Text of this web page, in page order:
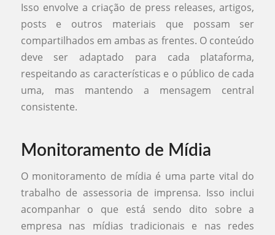
Isso envolve a criação de press releases, artigos,
posts e outros materiais que possam ser
compartilhados em ambas as frentes. O conteúdo
deve ser adaptado para cada plataforma,
respeitando as características e o público de cada
uma, mas mantendo a mensagem central
consistente.
Monitoramento de Mídia
O monitoramento de mídia é uma parte vital do
trabalho de assessoria de imprensa. Isso inclui
acompanhar o que está sendo dito sobre a
empresa nas mídias tradicionais e nas redes